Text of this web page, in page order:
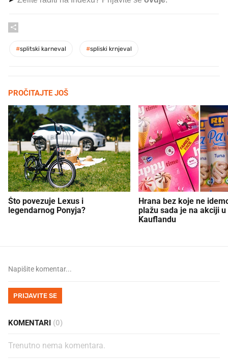
#splitski karneval #spliski krnjeval
PROČITAJTE JOŠ
Što povezuje Lexus i
legendarnog Ponyja?
Hrana bez koje ne
plažu sada je na akciji u
Kauflandu
PRIJAVITE SE
KOMENTARI (0)
Trenutno nema komentara.